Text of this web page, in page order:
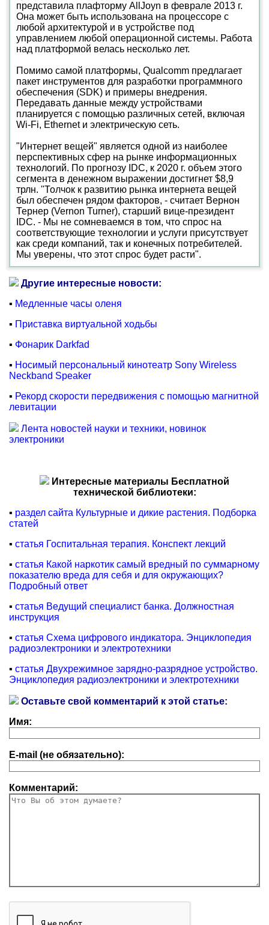
представила плафторму AllJoyn в феврале 2013 г.
Она может быть использована на процессоре с
любой архитектурой и в устройстве под
управлением любой операционной системы. Работа
над платформой велась несколько лет.
Помимо самой платформы, Qualcomm предлагает
пакет инструментов для разработки программного
обеспечения (SDK) и примеры внедрения.
Передавать данные между устройствами
планируется с помощью различных сетей, включая
Wi-Fi, Ethernet и электрическую сеть.
"Интернет вещей" является одной из наиболее
перспективных сфер на рынке информационных
технологий. По прогнозу IDC, к 2020 г. объем этого
сегмента в денежном выражении достигнет $8,9
трлн. "Толчок к развитию рынка интернета вещей
был обеспечен рядом факторов, - считает Вернон
Тернер (Vernon Turner), старший вице-президент
IDC. - Мы не сомневаемся в том, что спрос на
соответствующие технологии и услуги присутствует
как среди компаний, так и конечных потребителей.
Мы уверены, что этот спрос будет расти".
Другие интересные новости:
▪ Медленные часы оленя
▪ Приставка виртуальной ходьбы
▪ Фонарик Darkfad
▪ Носимый персональный кинотеатр Sony Wireless
Neckband Speaker
▪ Рекорд скорости передвижения с помощью магнитной
левитации
Лента новостей науки и техники, новинок
электроники
Интересные материалы Бесплатной
технической библиотеки:
▪ раздел сайта Культурные и дикие растения. Подборка
статей
▪ статья Госпитальная терапия. Конспект лекций
▪ статья Какой наркотик самый вредный по суммарному
показателю вреда для себя и для окружающих?
Подробный ответ
▪ статья Ведущий специалист банка. Должностная
инструкция
▪ статья Схема цифрового индикатора. Энциклопедия
радиоэлектроники и электротехники
▪ статья Двухрежимное зарядно-разрядное устройство.
Энциклопедия радиоэлектроники и электротехники
Оставьте свой комментарий к этой статье:
Имя:
E-mail (не обязательно):
Комментарий: